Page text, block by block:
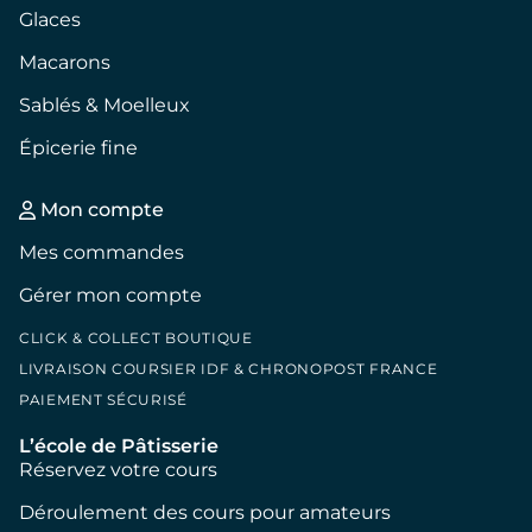
Glaces
Macarons
Sablés & Moelleux
Épicerie fine
Mon compte
Mes commandes
Gérer mon compte
CLICK & COLLECT BOUTIQUE
LIVRAISON COURSIER IDF & CHRONOPOST FRANCE
PAIEMENT SÉCURISÉ
L’école de Pâtisserie
Réservez votre cours
Déroulement des cours pour amateurs